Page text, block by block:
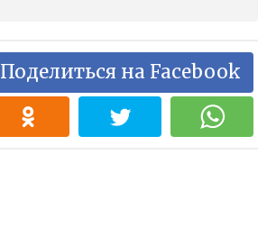
Поделиться на Facebook